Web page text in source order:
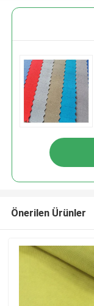
Önerilen Ürünler